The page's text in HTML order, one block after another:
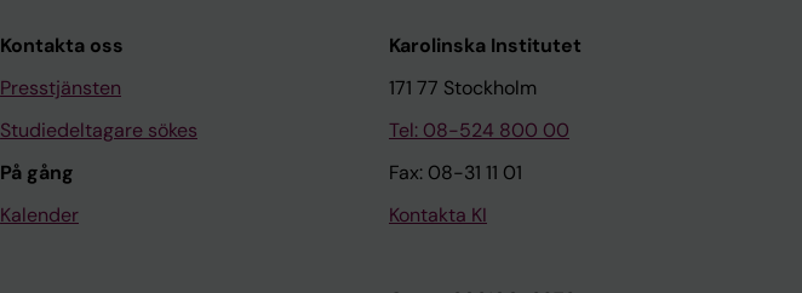
Kontakta oss
Presstjänsten
Studiedeltagare sökes
På gång
Kalender
Karolinska Institutet
171 77 Stockholm
Tel: 08-524 800 00
Fax: 08-31 11 01
Kontakta KI